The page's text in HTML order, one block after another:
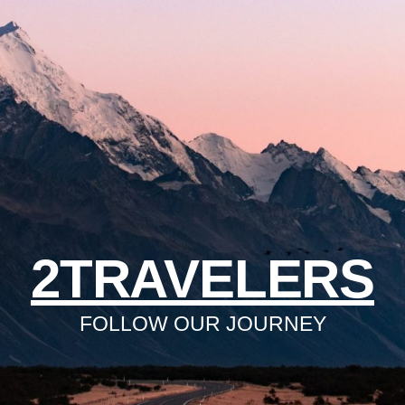
2TRAVELERS
FOLLOW OUR JOURNEY